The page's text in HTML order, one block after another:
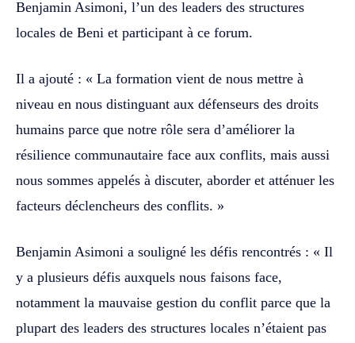
Benjamin Asimoni, l’un des leaders des structures
locales de Beni et participant à ce forum.
Il a ajouté : « La formation vient de nous mettre à
niveau en nous distinguant aux défenseurs des droits
humains parce que notre rôle sera d’améliorer la
résilience communautaire face aux conflits, mais aussi
nous sommes appelés à discuter, aborder et atténuer les
facteurs déclencheurs des conflits. »
Benjamin Asimoni a souligné les défis rencontrés : « Il
y a plusieurs défis auxquels nous faisons face,
notamment la mauvaise gestion du conflit parce que la
plupart des leaders des structures locales n’étaient pas